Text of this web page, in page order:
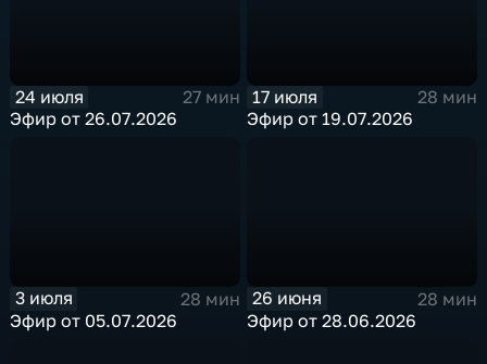
24 июля
27 мин
Эфир от 26.07.2026
17 июля
28 мин
Эфир от 19.07.2026
3 июля
28 мин
Эфир от 05.07.2026
26 июня
28 мин
Эфир от 28.06.2026